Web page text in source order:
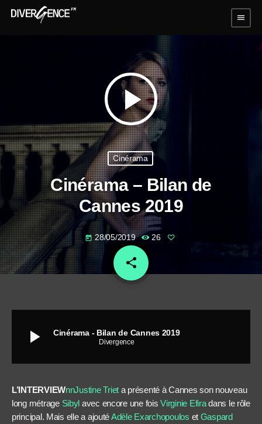
menu
play_arrow
Cinérama
Cinérama – Bilan de
Cannes 2019
today 28/05/2019 26
share
email
play_arrow Cinérama - Bilan de Cannes 2019
Divergence
L’INTERVIEWnnJustine Trieta présenté à Cannes son nouveau
long métrage Sibyl avec encore une foisVirginie Efiradans le rôle
principal. Mais elle a ajoutéAdèle Exarchopoulos et Gaspard